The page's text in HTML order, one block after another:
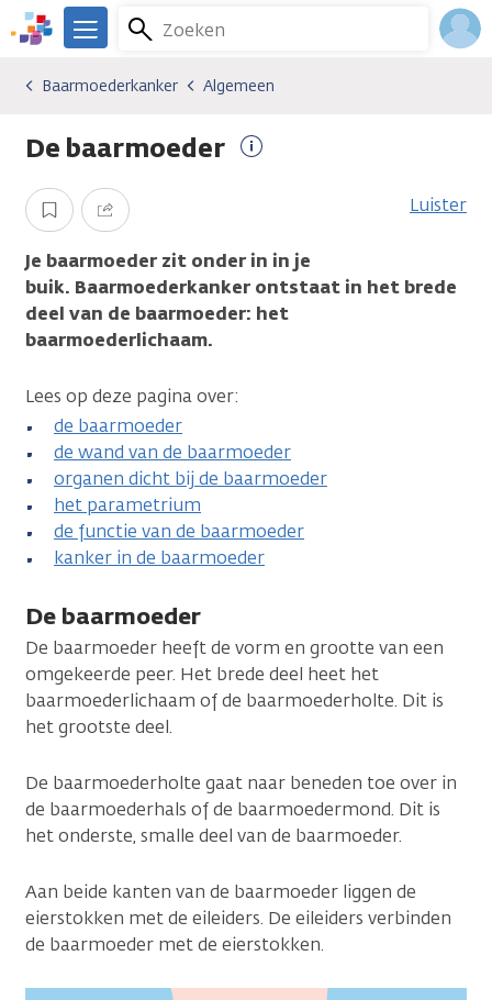
Overslaan
en
gaan
We
er
je.
Zoeken
Menu
Kankersoorten
Baarmoederkanker
Algemeen
Baarmoederkanker Algemeen
De baarmoeder
Opslaan Delen Luister
Je baarmoeder zit onder in in je
buik. Baarmoederkanker ontstaat in het brede
deel van de baarmoeder: het
baarmoederlichaam.
Lees op deze pagina over:
de baarmoeder
de wand van de baarmoeder
organen dicht bij de baarmoeder
het parametrium
de functie van de baarmoeder
kanker in de baarmoeder
De baarmoeder
De baarmoeder heeft de vorm en grootte van een
omgekeerde peer. Het brede deel heet het
baarmoederlichaam of de baarmoederholte. Dit is
het grootste deel.
De baarmoederholte gaat naar beneden toe over in
de baarmoederhals of de baarmoedermond. Dit is
het onderste, smalle deel van de baarmoeder.
Aan beide kanten van de baarmoeder liggen de
eierstokken met de eileiders. De eileiders verbinden
de baarmoeder met de eierstokken.